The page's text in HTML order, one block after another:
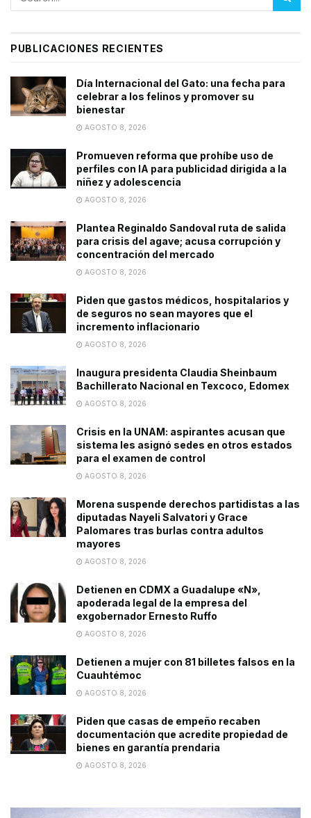
PUBLICACIONES RECIENTES
Día Internacional del Gato: una fecha para
celebrar a los felinos y promover su
bienestar
AGOSTO 8, 2026
Promueven reforma que prohíbe uso de
perfiles con IA para publicidad dirigida a la
niñez y adolescencia
AGOSTO 8, 2026
Plantea Reginaldo Sandoval ruta de salida
para crisis del agave; acusa corrupción y
concentración del mercado
AGOSTO 8, 2026
Piden que gastos médicos, hospitalarios y
de seguros no sean mayores que el
incremento inflacionario
AGOSTO 8, 2026
Inaugura presidenta Claudia Sheinbaum
Bachillerato Nacional en Texcoco, Edomex
AGOSTO 8, 2026
Crisis en la UNAM: aspirantes acusan que
sistema les asignó sedes en otros estados
para el examen de control
AGOSTO 8, 2026
Morena suspende derechos partidistas a las
diputadas Nayeli Salvatori y Grace
Palomares tras burlas contra adultos
mayores
AGOSTO 8, 2026
Detienen en CDMX a Guadalupe «N»,
apoderada legal de la empresa del
exgobernador Ernesto Ruffo
AGOSTO 8, 2026
Detienen a mujer con 81 billetes falsos en la
Cuauhtémoc
AGOSTO 8, 2026
Piden que casas de empeño recaben
documentación que acredite propiedad de
bienes en garantía prendaria
AGOSTO 8, 2026